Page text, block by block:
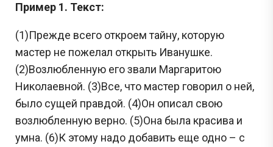
Пример 1. Текст:
(1)Прежде всего откроем тайну, которую
мастер не пожелал открыть Иванушке.
(2)Возлюбленную его звали Маргаритою
Николаевной. (3)Все, что мастер говорил о ней,
было сущей правдой. (4)Он описал свою
возлюбленную верно. (5)Она была красива и
умна. (6)К этому надо добавить еще одно – с